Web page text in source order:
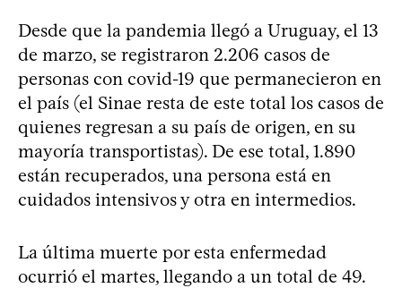
Desde que la pandemia llegó a Uruguay, el 13
de marzo, se registraron 2.206 casos de
personas con covid-19 que permanecieron en
el país (el Sinae resta de este total los casos de
quienes regresan a su país de origen, en su
mayoría transportistas). De ese total, 1.890
están recuperados, una persona está en
cuidados intensivos y otra en intermedios.
La última muerte por esta enfermedad
ocurrió el martes, llegando a un total de 49.